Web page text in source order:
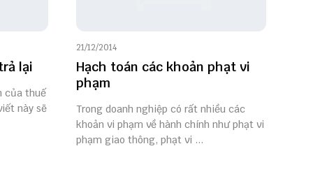
lại
của thuế
này sẽ
21/12/2014
Hạch toán các khoản phạt vi
phạm
Trong doanh nghiệp có rất nhiều các
khoản vi phạm về hành chính như phạt vi
phạm giao thông, phạt vi ...